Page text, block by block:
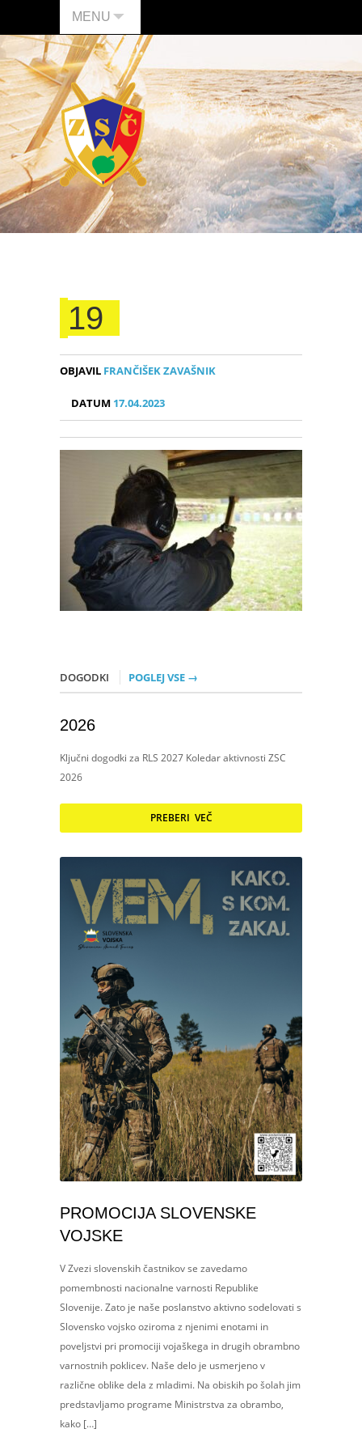
MENU
19
OBJAVIL FRANČIŠEK ZAVAŠNIK
DATUM 17.04.2023
DOGODKI POGLEJ VSE →
2026
Ključni dogodki za RLS 2027 Koledar aktivnosti ZSC
2026
PREBERI VEČ
PROMOCIJA SLOVENSKE
VOJSKE
V Zvezi slovenskih častnikov se zavedamo
pomembnosti nacionalne varnosti Republike
Slovenije. Zato je naše poslanstvo aktivno sodelovati s
Slovensko vojsko oziroma z njenimi enotami in
poveljstvi pri promociji vojaškega in drugih obrambno
varnostnih poklicev. Naše delo je usmerjeno v
različne oblike dela z mladimi. Na obiskih po šolah jim
predstavljamo programe Ministrstva za obrambo,
kako […]